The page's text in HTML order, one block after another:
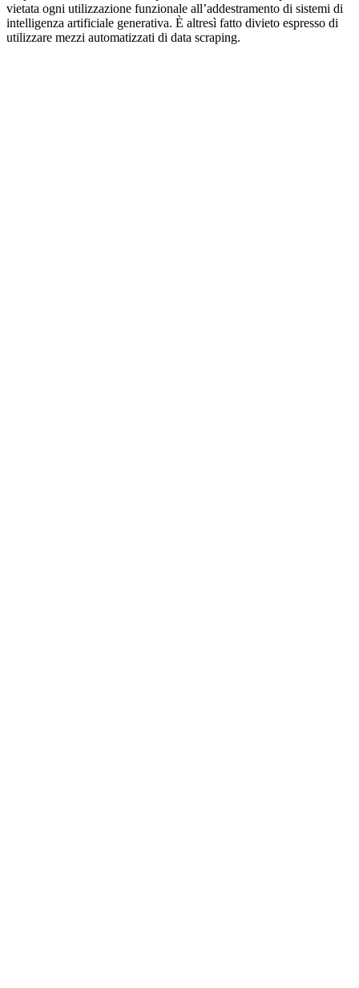
vietata ogni utilizzazione funzionale all’addestramento di sistemi di
intelligenza artificiale generativa. È altresì fatto divieto espresso di
utilizzare mezzi automatizzati di data scraping.